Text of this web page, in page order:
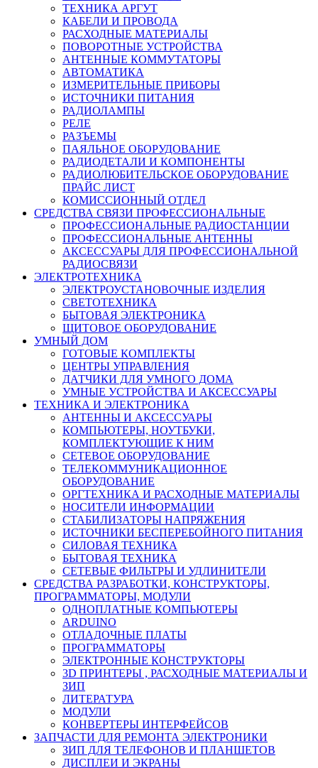
ТЕХНИКА АРГУТ
КАБЕЛИ И ПРОВОДА
РАСХОДНЫЕ МАТЕРИАЛЫ
ПОВОРОТНЫЕ УСТРОЙСТВА
АНТЕННЫЕ КОММУТАТОРЫ
АВТОМАТИКА
ИЗМЕРИТЕЛЬНЫЕ ПРИБОРЫ
ИСТОЧНИКИ ПИТАНИЯ
РАДИОЛАМПЫ
РЕЛЕ
РАЗЪЕМЫ
ПАЯЛЬНОЕ ОБОРУДОВАНИЕ
РАДИОДЕТАЛИ И КОМПОНЕНТЫ
РАДИОЛЮБИТЕЛЬСКОЕ ОБОРУДОВАНИЕ
ПРАЙС ЛИСТ
КОМИССИОННЫЙ ОТДЕЛ
СРЕДСТВА СВЯЗИ ПРОФЕССИОНАЛЬНЫЕ
ПРОФЕССИОНАЛЬНЫЕ РАДИОСТАНЦИИ
ПРОФЕССИОНАЛЬНЫЕ АНТЕННЫ
АКСЕССУАРЫ ДЛЯ ПРОФЕССИОНАЛЬНОЙ
РАДИОСВЯЗИ
ЭЛЕКТРОТЕХНИКА
ЭЛЕКТРОУСТАНОВОЧНЫЕ ИЗДЕЛИЯ
СВЕТОТЕХНИКА
БЫТОВАЯ ЭЛЕКТРОНИКА
ЩИТОВОЕ ОБОРУДОВАНИЕ
УМНЫЙ ДОМ
ГОТОВЫЕ КОМПЛЕКТЫ
ЦЕНТРЫ УПРАВЛЕНИЯ
ДАТЧИКИ ДЛЯ УМНОГО ДОМА
УМНЫЕ УСТРОЙСТВА И АКСЕССУАРЫ
ТЕХНИКА И ЭЛЕКТРОНИКА
АНТЕННЫ И АКСЕССУАРЫ
КОМПЬЮТЕРЫ, НОУТБУКИ,
КОМПЛЕКТУЮЩИЕ К НИМ
СЕТЕВОЕ ОБОРУДОВАНИЕ
ТЕЛЕКОММУНИКАЦИОННОЕ
ОБОРУДОВАНИЕ
ОРГТЕХНИКА И РАСХОДНЫЕ МАТЕРИАЛЫ
НОСИТЕЛИ ИНФОРМАЦИИ
СТАБИЛИЗАТОРЫ НАПРЯЖЕНИЯ
ИСТОЧНИКИ БЕСПЕРЕБОЙНОГО ПИТАНИЯ
СИЛОВАЯ ТЕХНИКА
БЫТОВАЯ ТЕХНИКА
СЕТЕВЫЕ ФИЛЬТРЫ И УДЛИНИТЕЛИ
СРЕДСТВА РАЗРАБОТКИ, КОНСТРУКТОРЫ,
ПРОГРАММАТОРЫ, МОДУЛИ
ОДНОПЛАТНЫЕ КОМПЬЮТЕРЫ
ARDUINO
ОТЛАДОЧНЫЕ ПЛАТЫ
ПРОГРАММАТОРЫ
ЭЛЕКТРОННЫЕ КОНСТРУКТОРЫ
3D ПРИНТЕРЫ , РАСХОДНЫЕ МАТЕРИАЛЫ И
ЗИП
ЛИТЕРАТУРА
МОДУЛИ
КОНВЕРТЕРЫ ИНТЕРФЕЙСОВ
ЗАПЧАСТИ ДЛЯ РЕМОНТА ЭЛЕКТРОНИКИ
ЗИП ДЛЯ ТЕЛЕФОНОВ И ПЛАНШЕТОВ
ДИСПЛЕИ И ЭКРАНЫ